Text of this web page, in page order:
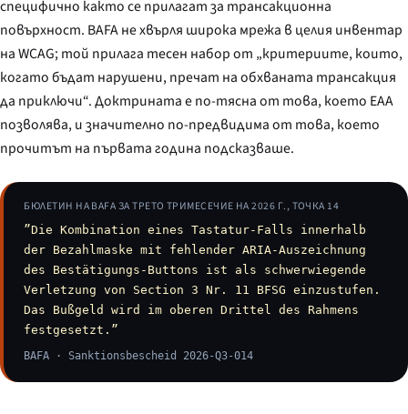
специфично както се прилагат за трансакционна
повърхност. BAFA не хвърля широка мрежа в целия инвентар
на WCAG; той прилага тесен набор от „критериите, които,
когато бъдат нарушени, пречат на обхваната трансакция
да приключи“. Доктрината е по-тясна от това, което EAA
позволява, и значително по-предвидима от това, което
прочитът на първата година подсказваше.
БЮЛЕТИН НА BAFA ЗА ТРЕТО ТРИМЕСЕЧИЕ НА 2026 Г., ТОЧКА 14
”Die Kombination eines Tastatur-Falls innerhalb
der Bezahlmaske mit fehlender ARIA-Auszeichnung
des Bestätigungs-Buttons ist als schwerwiegende
Verletzung von Section 3 Nr. 11 BFSG einzustufen.
Das Bußgeld wird im oberen Drittel des Rahmens
festgesetzt.”
BAFA · Sanktionsbescheid 2026-Q3-014